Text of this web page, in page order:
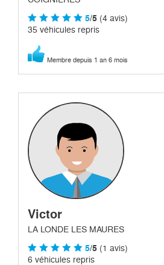
5/5 (4 avis)
35 véhicules repris
Membre depuis 1 an 6 mois
Victor
LA LONDE LES MAURES
5/5 (1 avis)
6 véhicules repris